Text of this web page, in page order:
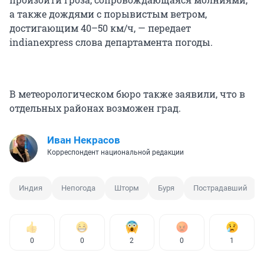
а также дождями с порывистым ветром,
достигающим 40–50 км/ч, — передает
indianexpress слова департамента погоды.
В метеорологическом бюро также заявили, что в
отдельных районах возможен град.
Иван Некрасов
Корреспондент национальной редакции
Индия Непогода Шторм Буря Пострадавший
0 0 2 0 1